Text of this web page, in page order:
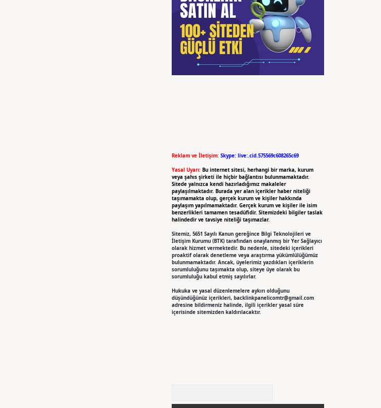
Reklam ve İletişim: Skype: live:.cid.575569c608265c69
Yasal Uyarı: Bu internet sitesi, herhangi bir marka, kurum
veya şahıs şirketi ile hiçbir bağlantısı bulunmamaktadır.
Sitede yalnızca kendi hazırladığımız makaleler
paylaşılmaktadır. Burada yer alan içerikler haber niteliği
taşımamakta olup, gerçek kurum ve kişiler hakkında
paylaşım yapılmamaktadır. Gerçek kurum ve kişiler ile isim
benzerlikleri tamamen tesadüfidir. Sitemizdeki bilgiler taslak
halindedir ve tavsiye niteliği taşımazlar.
Sitemiz, 5651 Sayılı Kanun gereğince Bilgi Teknolojileri ve
İletişim Kurumu (BTK) tarafından onaylanmış bir Yer Sağlayıcı
olarak hizmet vermektedir. Bu nedenle, sitedeki içerikleri
proaktif olarak denetleme veya araştırma yükümlülüğümüz
bulunmamaktadır. Ancak, üyelerimiz yazdıkları içeriklerin
sorumluluğunu taşımakta olup, siteye üye olarak bu
sorumluluğu kabul etmiş sayılırlar.
Hukuka ve yasal düzenlemelere aykırı olduğunu
düşündüğünüz içerikleri, backlinkpanelicomtr@gmail.com
adresine bildirmeniz halinde, ilgili içerikler yasal süre
içerisinde sitemizden kaldırılacaktır.